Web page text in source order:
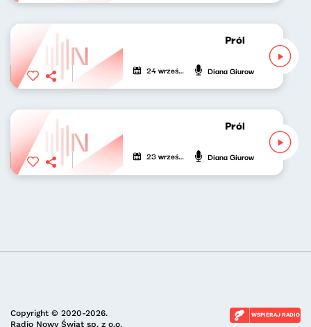
Próbny lot
24 września 2025 Diana Giurow
Próbny lot Diany
23 września 2025 Diana Giurow
Copyright © 2020-2026.
Radio Nowy Świat sp. z o.o.
WSPIERAJ RADIO